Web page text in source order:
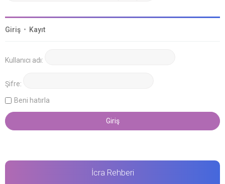
Giriş • Kayıt
Kullanıcı adı:
Şifre:
Beni hatırla
İcra Rehberi